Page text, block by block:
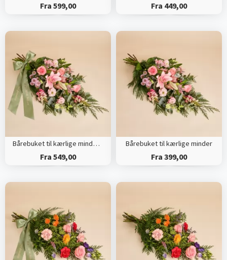
Fra 599,00 Fra 449,00
Bårebuket til kærlige minder med bånd
Fra 549,00
Bårebuket til kærlige minder
Fra 399,00